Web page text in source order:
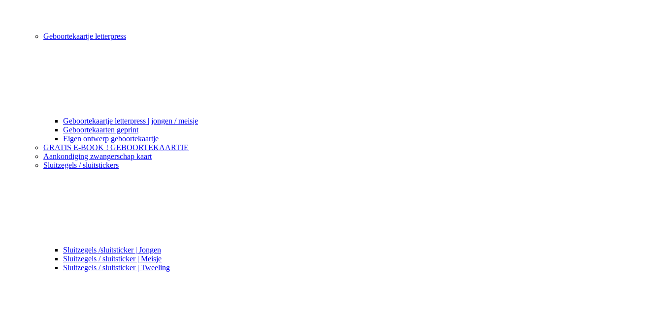
Geboortekaartje letterpress
Geboortekaartje letterpress | jongen / meisje
Geboortekaarten geprint
Eigen ontwerp geboortekaartje
GRATIS E-BOOK ! GEBOORTEKAARTJE
Aankondiging zwangerschap kaart
Sluitzegels / sluitstickers
Sluitzegels /sluitsticker | Jongen
Sluitzegels / sluitsticker | Meisje
Sluitzegels / sluitsticker | Tweeling